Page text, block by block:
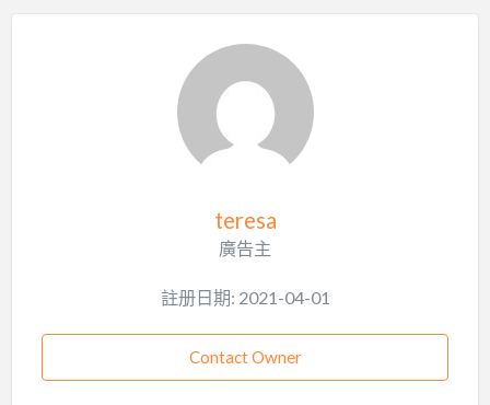
teresa
廣告主
註册日期: 2021-04-01
Contact Owner